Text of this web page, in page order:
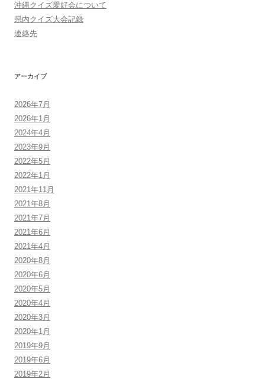
沖縄クイズ愛好会について
県内クイズ大会記録
連絡先
アーカイブ
2026年7月
2026年1月
2024年4月
2023年9月
2022年5月
2022年1月
2021年11月
2021年8月
2021年7月
2021年6月
2021年4月
2020年8月
2020年6月
2020年5月
2020年4月
2020年3月
2020年1月
2019年9月
2019年6月
2019年2月